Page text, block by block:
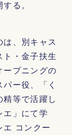
る。
、別キャス
ト・金子扶生
ープニングの
ー役、「く
等で活躍し
」にて学
コンクー